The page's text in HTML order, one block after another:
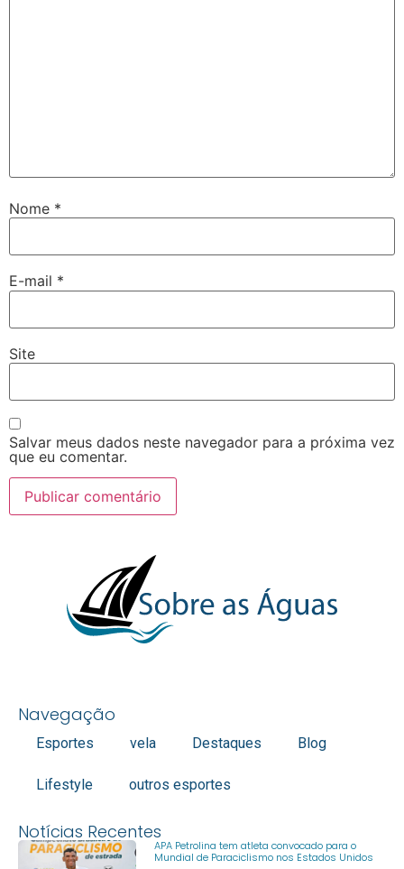
Nome *
E-mail *
Site
Salvar meus dados neste navegador para a próxima vez
que eu comentar.
Navegação
Esportes vela Destaques Blog
Lifestyle outros esportes
Notícias Recentes
APA Petrolina tem atleta convocado para o
Mundial de Paraciclismo nos Estados Unidos